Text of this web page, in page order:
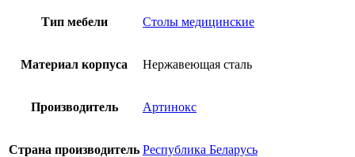
вскрытий
Тип мебели Столы медицинские
Материал корпуса Нержавеющая сталь
Производитель Артинокс
Страна производитель Республика Беларусь